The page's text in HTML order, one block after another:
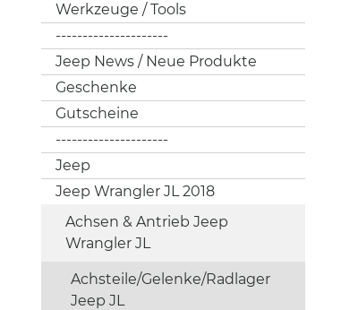
Werkzeuge / Tools
---------------------
Jeep News / Neue Produkte
Geschenke
Gutscheine
---------------------
Jeep
Jeep Wrangler JL 2018
Achsen & Antrieb Jeep
Wrangler JL
Achsteile/Gelenke/Radlager
Jeep JL